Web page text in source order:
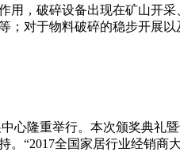
，破碎设备出现在矿山开
对于物料破碎的稳步开展
心隆重举行。本次颁奖典
“2017全国家居行业经销商